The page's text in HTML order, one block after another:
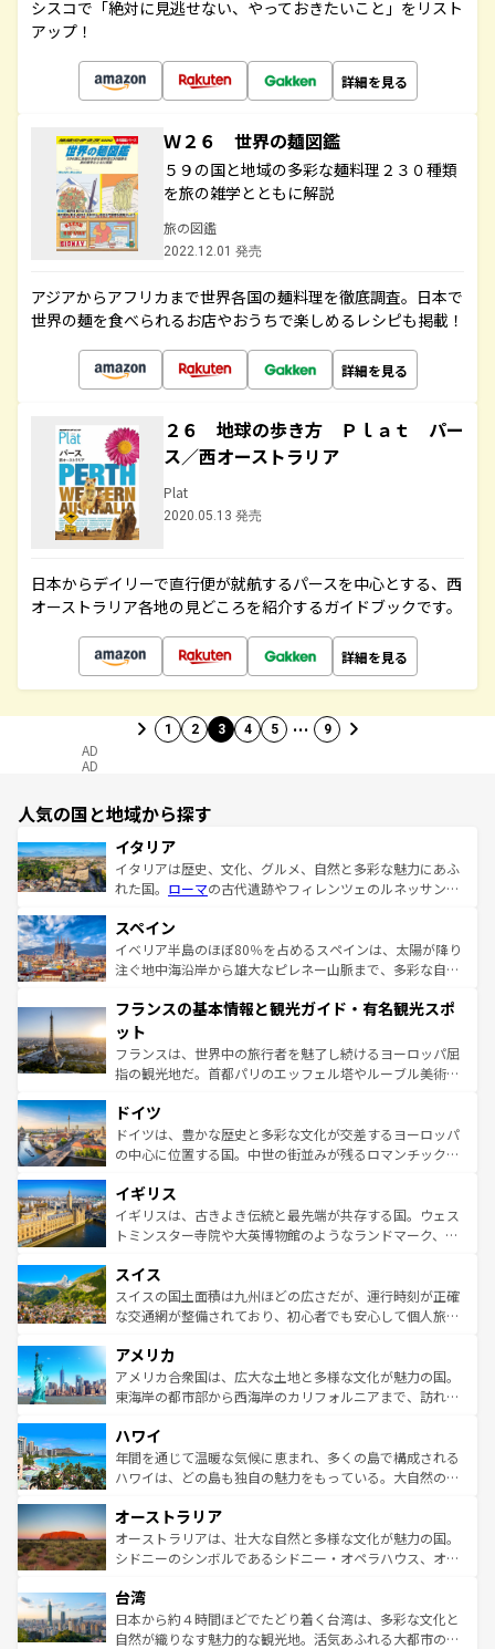
シスコで「絶対に見逃せない、やっておきたいこと」をリスト
アップ！
詳細を見る
Ｗ２６ 世界の麺図鑑
５９の国と地域の多彩な麺料理２３０種類
を旅の雑学とともに解説
旅の図鑑
2022.12.01 発売
アジアからアフリカまで世界各国の麺料理を徹底調査。日本で
世界の麺を食べられるお店やおうちで楽しめるレシピも掲載！
詳細を見る
２６ 地球の歩き方 Ｐｌａｔ パー
ス／西オーストラリア
Plat
2020.05.13 発売
日本からデイリーで直行便が就航するパースを中心とする、西
オーストラリア各地の見どころを紹介するガイドブックです。
詳細を見る
1 2 3 4 5 … 9
AD
AD
人気の国と地域から探す
イタリア
イタリアは歴史、文化、グルメ、自然と多彩な魅力にあふ
れた国。 ローマの古代遺跡やフィレンツェのルネッサンス
ろん、トスカーナの美しい田園風景やアマルフィ海岸の絶
景など、自然景観も見逃せない。観光の合間には、本場の
ピザやパスタなど、絶品のイタリア料理を堪能することも
ませてくれるイタリアで、忘れられない旅をしてみよう！
なお、新着のイタリア情報は
しい。
スペイン
イベリア半島のほぼ80％を占めるスペインは、太陽が降り
注ぐ地中海沿岸から雄大なピレネー山脈まで、多彩な自然
文化が根付くこの国では、情熱的なフラメンコ、熱気あふ
れる闘牛、そして美味しいタパスが生活の一部となってい
る。首都マドリードの洗練された雰囲気や、バルセロナの
アートに溢れた街角から、地方では古代ローマ遺跡や中世
せる。地方によって風土や気候が異なるスペインはその個
性で訪れる人を魅了する。 なお、新着のスペイン情報は コ
ンテンツ一覧を参照してほしい。
フランスの基本情報と観光ガイド・有名観光スポ
ット
フランスは、世界中の旅行者を魅了し続けるヨーロッパ屈
指の観光地だ。首都パリのエッフェル塔やルーブル美術館
で、幅広い魅力が詰まっている。華麗な宮殿、歴史的な大
聖堂、美しいビーチ、そして豊かな自然が、訪れる者を心
から魅了する。また、フランスは美食の国としても知ら
いる。シャンパンの発祥地であるランス、プロヴァンスの
香り高いラベンダー畑など、多彩な楽しみ方が可能だ。さ
らに、パリ以外の地域にも魅力が溢れており、どの街角に
れる地方に足を運ぶとそれぞれで全く異なる文化を体験で
きるだろう。 なお、新着のフランス情報はコンテンツ一覧
を参照してほしい。
ドイツ
ドイツは、豊かな歴史と多彩な文化が交差するヨーロッパ
の中心に位置する国。中世の街並みが残るロマンチック街
顔を持つこの国は、どこを歩いても飽きることがない。ベ
ルリンの文化的活気、バイエルン州のアルプスの絶景、そ
してライン川沿いのワイン畑といった風景は必見。ビール
は、お酒好きな人にはぜひ体験してほしい。 なお、新着の
ドイツ情報はコンテンツ一覧を参照してほしい。
イギリス
イギリスは、古きよき伝統と最先端が共存する国。ウェス
トミンスター寺院や大英博物館のようなランドマーク、歴
リアごとに異なる魅力がある。また、優雅なアフタヌーン
ティー、ビール好きにはたまらない英国パブ、サッカー観
戦など、本場だからこそできる体験も豊富。イギリスを旅
ンツ一覧を参照してほしい。
スイス
スイスの国土面積は九州ほどの広さだが、運行時刻が正確
な交通網が整備されており、初心者でも安心して個人旅行
の建物がそのまま残る町や、スイスならではのユニークな
博物館もあり、アルプス観光だけでなく町歩きも満喫する
ことができる。国民の所得が高いため物価も高いが、旅行
ば市内交通費無料で観光を楽しむこともできる。 なお、新
着のスイス情報はコンテンツ一覧 を参照してほしい。
アメリカ
アメリカ合衆国は、広大な土地と多様な文化が魅力の国。
東海岸の都市部から西海岸のカリフォルニアまで、訪れる
のような巨大都市は、観光、ショッピング、エンターテイ
ンメントが詰まった刺激的なスポットだ。一方、アメリカ
西部には大自然が広がり、グランドキャニオンやイエロー
部のニューオーリンズでは、音楽と美食が融合した独特の
文化が魅力。旅行者はアメリカの各地域で異なる魅力を楽
しみながら、その多様性と豊かな歴史を感じることができ
ならではの贅沢な旅のスタイルだ。 なお、新着のアメリカ
情報はコンテンツ一覧を参照してほしい。
ハワイ
年間を通じて温暖な気候に恵まれ、多くの島で構成される
ハワイは、どの島も独自の魅力をもっている。大自然の神
ワイ島は見逃せない。また、定番の観光地といえばオアフ
島だが、静かな自然を求めるならマウイ島やカウアイ島が
おすすめ。エメラルドグリーンに輝く海をはじめ、豊かな
れるおもてなしの心で訪れる人々を迎えてくれるハワイの
人々、おいしいローカルフードやハワイアンミュージッ
ク、伝統的なフラダンスなど、すべてがハワイの魅力を彩
オーストラリア
オーストラリアは、壮大な自然と多様な文化が魅力の国。
シドニーのシンボルであるシドニー・オペラハウス、オー
リアリーフや大陸中央部にそびえるウルル（エアーズロッ
ク）、タスマニアの美しい原生林やケアンズの熱帯雨林な
ど、見どころがたくさん。また、カフェやワイン、オージ
台湾
日本から約４時間ほどでたどり着く台湾は、多彩な文化と
自然が織りなす魅力的な観光地。活気あふれる大都市の台